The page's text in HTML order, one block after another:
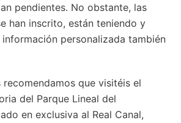
pendientes. No obstante, las
han inscrito, están teniendo y
personalizada también
que visitéis el
del Parque Lineal del
en exclusiva al Real Canal,